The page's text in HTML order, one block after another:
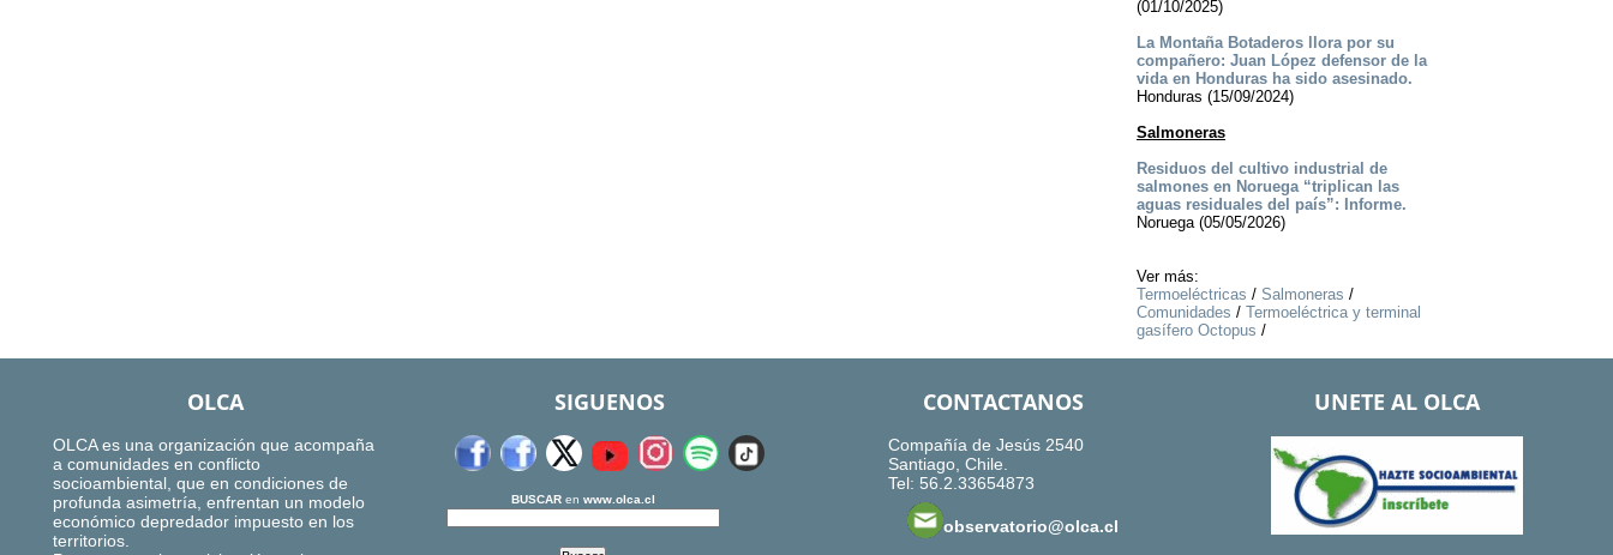
(01/10/2025)
La Montaña Botaderos llora por su
compañero: Juan López defensor de la
vida en Honduras ha sido asesinado.
Honduras (15/09/2024)
Salmoneras
Residuos del cultivo industrial de
salmones en Noruega “triplican las
aguas residuales del país”: Informe.
Noruega (05/05/2026)
Ver más:
Termoeléctricas / Salmoneras /
Comunidades / Termoeléctrica y terminal
gasífero Octopus /
OLCA
OLCA es una organización que acompaña
a comunidades en conflicto
socioambiental, que en condiciones de
profunda asimetría, enfrentan un modelo
económico depredador impuesto en los
territorios.
SIGUENOS
BUSCARen www.olca.cl
CONTACTANOS
Compañía de Jesús 2540
Santiago, Chile.
Tel: 56.2.33654873
observatorio@olca.cl
UNETE AL OLCA